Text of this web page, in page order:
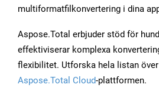
multiformatfilkonvertering i dina
Aspose.Total erbjuder stöd för
effektiviserar komplexa
flexibilitet. Utforska hela listan
Aspose.Total Cloud-plattformen.